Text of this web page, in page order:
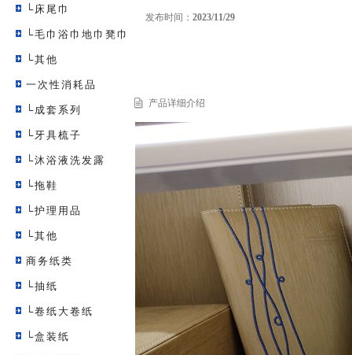
└床尾巾
└毛巾浴巾地巾凳巾
└其他
一次性消耗品
└成套系列
└牙具梳子
└沐浴液洗发露
└拖鞋
└护理用品
└其他
商务纸类
└抽纸
└卷纸大卷纸
└盒装纸
发布时间： 2023/11/29
产品详细介绍